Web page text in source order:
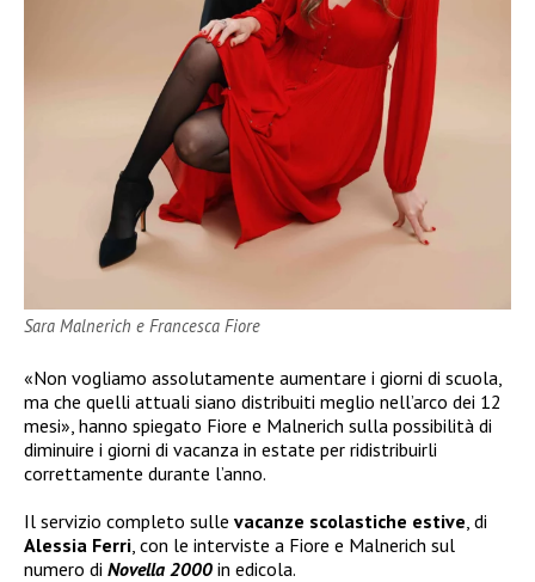
Sara Malnerich e Francesca Fiore
«Non vogliamo assolutamente aumentare i giorni di scuola,
ma che quelli attuali siano distribuiti meglio nell’arco dei 12
mesi», hanno spiegato Fiore e Malnerich sulla possibilità di
diminuire i giorni di vacanza in estate per ridistribuirli
correttamente durante l’anno.
Il servizio completo sulle vacanze scolastiche estive , di
Alessia Ferri , con le interviste a Fiore e Malnerich sul
numero di Novella 2000 in edicola.